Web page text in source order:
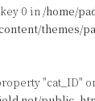
0 in /home/
themes/
"cat_ID"